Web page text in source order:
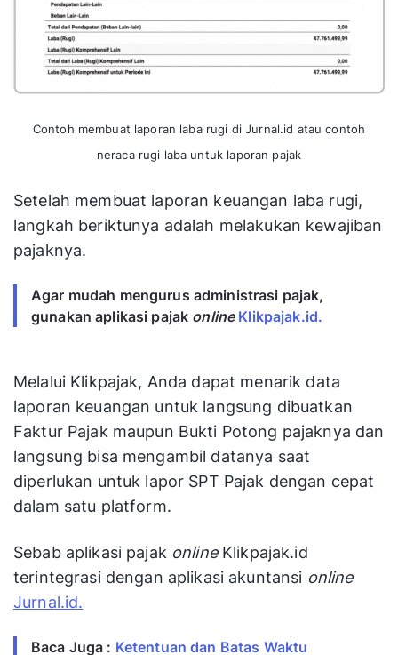
Contoh membuat laporan laba rugi di Jurnal.id atau contoh
neraca rugi laba untuk laporan pajak
Setelah membuat laporan keuangan laba rugi,
langkah beriktunya adalah melakukan kewajiban
pajaknya.
Agar mudah mengurus administrasi pajak,
gunakan aplikasi pajak online Klikpajak.id.
Melalui Klikpajak, Anda dapat menarik data
laporan keuangan untuk langsung dibuatkan
Faktur Pajak maupun Bukti Potong pajaknya dan
langsung bisa mengambil datanya saat
diperlukan untuk lapor SPT Pajak dengan cepat
dalam satu platform.
Sebab aplikasi pajak onlineKlikpajak.id
terintegrasi dengan aplikasi akuntansi online
Jurnal.id.
Baca Juga : Ketentuan dan Batas Waktu